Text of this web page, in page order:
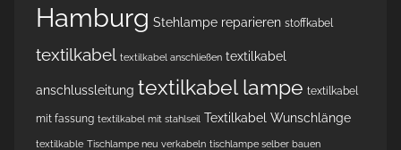
Hamburg Stehlampe reparieren stoffkabel
textilkabel textilkabel anschließen textilkabel
anschlussleitung textilkabel lampe textilkabel
mit fassung textilkabel mit stahlseil Textilkabel Wunschlänge
textilkable Tischlampe neu verkabeln tischlampe selber bauen